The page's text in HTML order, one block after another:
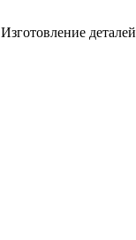
Изготовление деталей